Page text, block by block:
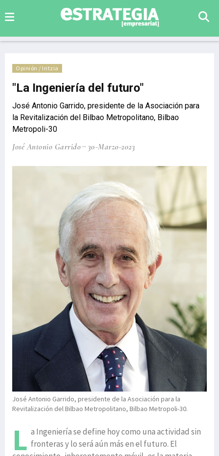
Opinión / Iritzia
"La Ingeniería del futuro"
José Antonio Garrido, presidente de la Asociación para
la Revitalización del Bilbao Metropolitano, Bilbao
Metropoli-30
José Antonio Garrido 30-Marzo-2023
José Antonio Garrido, presidente de la Asociación para la
Revitalización del Bilbao Metropolitano, Bilbao Metropoli-30.
L a Ingeniería se define hoy como una actividad sin
fronteras y lo será aún más en el futuro. El